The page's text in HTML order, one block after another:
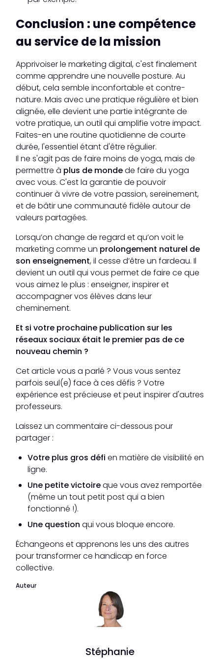
Conclusion : une compétence
au service de la mission
Apprivoiser le marketing digital, c'est finalement
comme apprendre une nouvelle posture. Au
début, cela semble inconfortable et contre-
nature. Mais avec une pratique régulière et bien
alignée, elle devient une partie intégrante de
votre pratique, un outil qui amplifie votre impact.
Faites-en une routine quotidienne de courte
durée, l'essentiel étant d'être régulier.
Il ne s'agit pas de faire moins de yoga, mais de
permettre à plus de mondede faire du yoga
avec vous. C'est la garantie de pouvoir
continuer à vivre de votre passion, sereinement,
et de bâtir une communauté fidèle autour de
valeurs partagées.
Lorsqu’on change de regard et qu’on voit le
marketing comme un prolongement naturel de
son enseignement, il cesse d’être un fardeau. Il
devient un outil qui vous permet de faire ce que
vous aimez le plus : enseigner, inspirer et
accompagner vos élèves dans leur
cheminement.
Et si votre prochaine publication sur les
réseaux sociaux était le premier pas de ce
nouveau chemin ?
Cet article vous a parlé ? Vous vous sentez
parfois seul(e) face à ces défis ? Votre
expérience est précieuse et peut inspirer d'autres
professeurs.
Laissez un commentaire ci-dessous pour
partager :
Votre plus gros défi en matière de visibilité en
ligne.
Une petite victoireque vous avez remportée
(même un tout petit post qui a bien
fonctionné !).
Une question qui vous bloque encore.
Échangeons et apprenons les uns des autres
pour transformer ce handicap en force
collective.
Auteur
Stéphanie